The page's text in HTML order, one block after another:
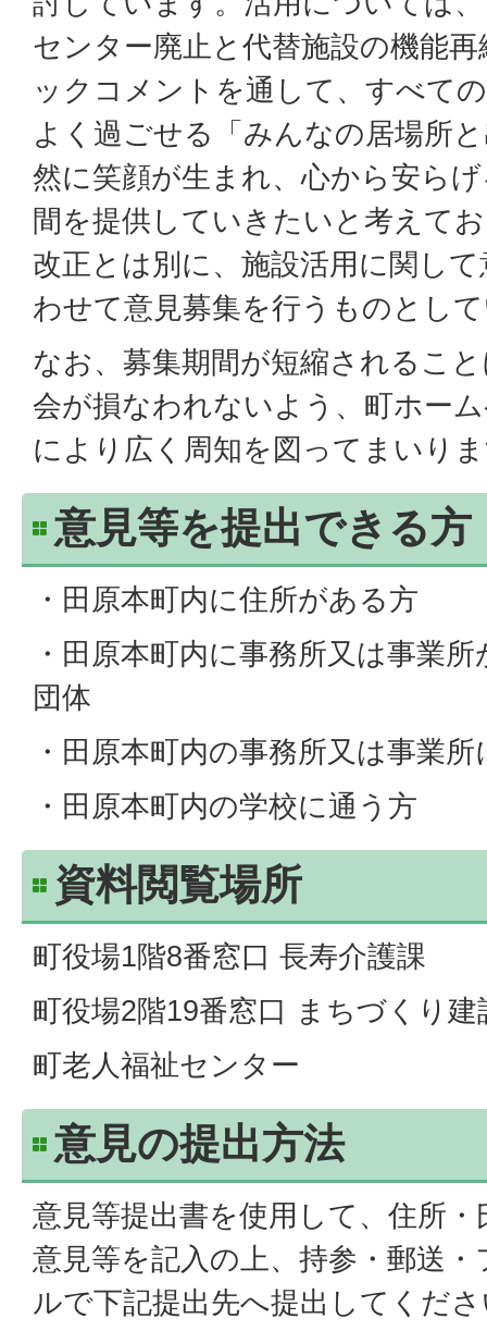
センター廃止と代替施設の機能
ックコメントを通して、すべて
よく過ごせる「みんなの居場所
然に笑顔が生まれ、心から安ら
間を提供していきたいと考えて
改正とは別に、施設活用に関し
わせて意見募集を行うものとし
なお、募集期間が短縮されるこ
会が損なわれないよう、町ホー
により広く周知を図ってまいり
意見等を提出できる方
・田原本町内に住所がある方
・田原本町内に事務所又は事業
団体
・田原本町内の事務所又は事業
・田原本町内の学校に通う方
資料閲覧場所
町役場1階8番窓口 長寿介護課
町役場2階19番窓口 まちづくり建
町老人福祉センター
意見の提出方法
意見等提出書を使用して、住所
意見等を記入の上、持参・郵送
ルで下記提出先へ提出してくだ